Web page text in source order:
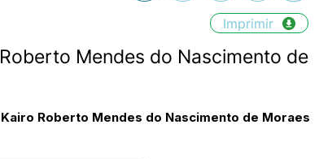
Imprimir
Mendes do Nascimento de
Roberto Mendes do Nascimento de Moraes